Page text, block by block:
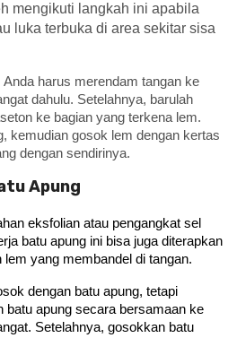
mengikuti langkah ini apabila
luka terbuka di area sekitar sisa
harus merendam tangan ke
dahulu. Setelahnya, barulah
ke bagian yang terkena lem.
kemudian gosok lem dengan kertas
dengan sendirinya.
Apung
eksfolian atau pengangkat sel
batu apung ini bisa juga diterapkan
yang membandel di tangan.
dengan batu apung, tetapi
batu apung secara bersamaan ke
Setelahnya, gosokkan batu